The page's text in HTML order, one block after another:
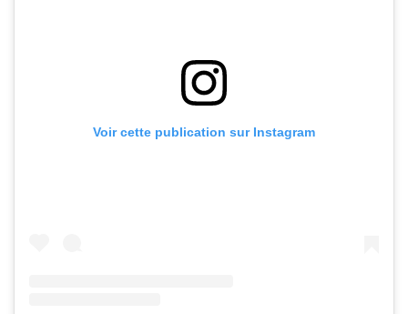
Voir cette publication sur Instagram